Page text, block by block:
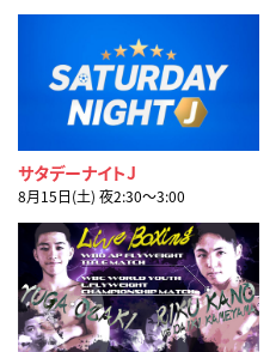
サタデーナイトJ
8月15日(土) 夜2:30〜3:00